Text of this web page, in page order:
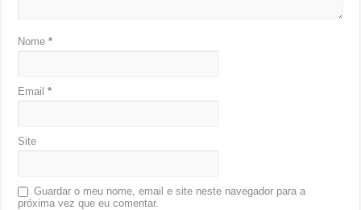
Nome*
Email*
Site
Guardar o meu nome, email e site neste navegador para a
próxima vez que eu comentar.